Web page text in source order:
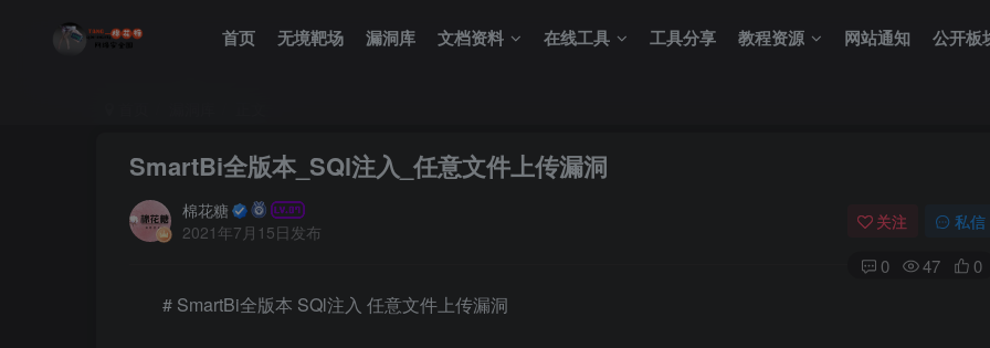
首页 无境靶场 漏洞库 文档资料 在线工具 工具分享 教程资源 网站通知 公开板
SmartBi全版本_SQl注入_任意文件上传漏洞
棉花糖
2021年7月15日发布
关注 私信
0 47 0
# SmartBi全版本 SQl注入 任意文件上传漏洞